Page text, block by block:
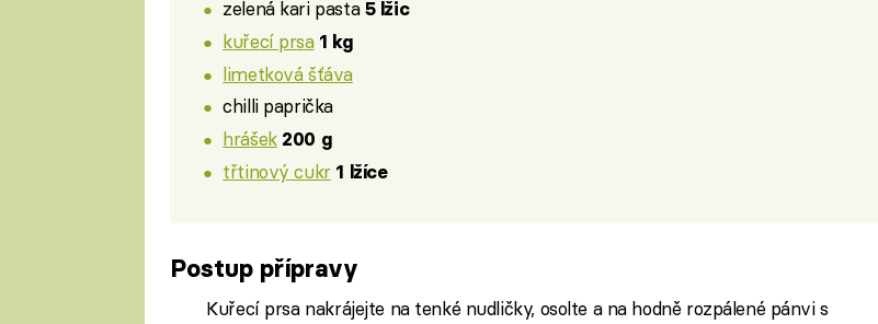
zelená kari pasta 5 lžic
kuřecí prsa 1 kg
limetková šťáva
chilli paprička
hrášek 200 g
třtinový cukr 1 lžíce
Postup přípravy
Kuřecí prsa nakrájejte na tenké nudličky, osolte a na hodně rozpálené pánvi s